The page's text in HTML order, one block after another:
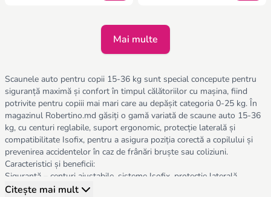
Mai multe
Scaunele auto pentru copii 15-36 kg sunt special concepute pentru
siguranță maximă și confort în timpul călătoriilor cu mașina, fiind
potrivite pentru copiii mai mari care au depășit categoria 0-25 kg. În
magazinul Robertino.md găsiți o gamă variată de scaune auto 15-36
kg, cu centuri reglabile, suport ergonomic, protecție laterală și
compatibilitate Isofix, pentru a asigura poziția corectă a copilului și
prevenirea accidentelor în caz de frânări bruște sau coliziuni.
Caracteristici și beneficii:
Siguranță – centuri ajustabile, sisteme Isofix, protecție laterală,
materiale absorbante pentru impact.
Citește mai mult